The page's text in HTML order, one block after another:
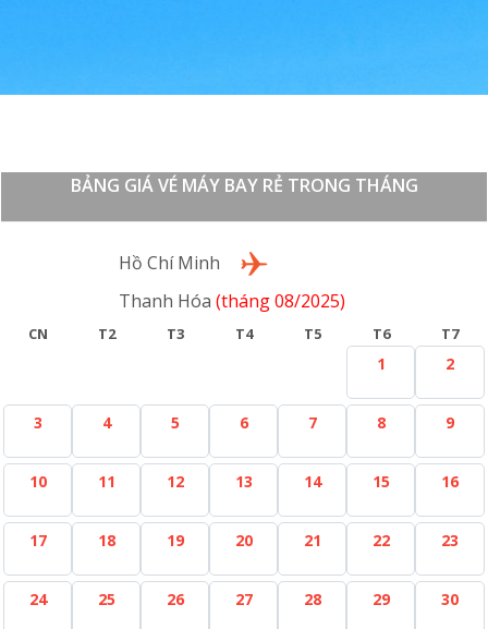
BẢNG GIÁ VÉ MÁY BAY RẺ TRONG THÁNG
Hồ Chí Minh
Thanh Hóa (tháng 08/2025)
CN T2 T3 T4 T5 T6 T7
1 2
3 4 5 6 7 8 9
10 11 12 13 14 15 16
17 18 19 20 21 22 23
24 25 26 27 28 29 30